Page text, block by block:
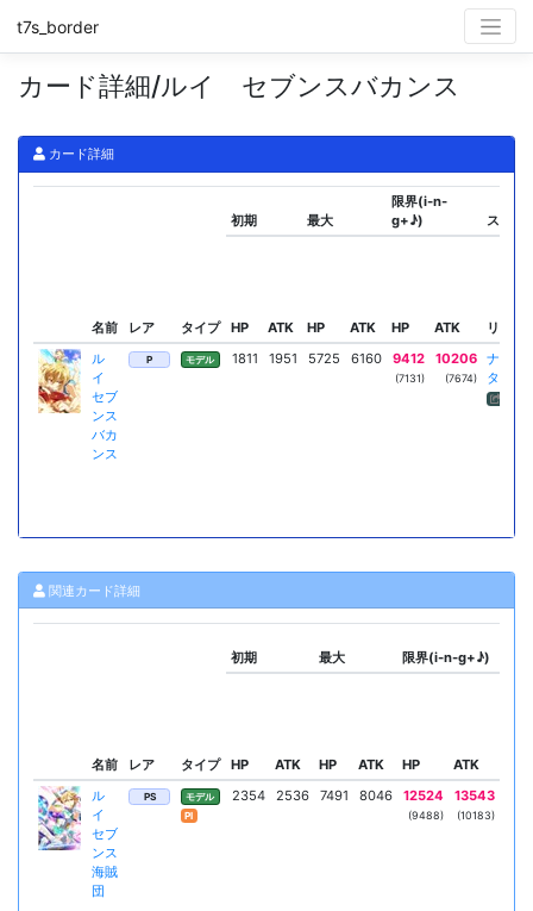
t7s_border
カード詳細/ルイ セブンスバカンス
カード詳細
名前 レア タイプ
初期 最大
限界(i-n-
g+♪)
スキル
HP ATK HP ATK HP ATK
リーダ
ル
イ
セブ
ンス
バカ
ンス
P モデル 1811 1951 5725 6160 9412
(7131)
10206
(7674)
ナビゲ
ターア
関連カード詳細
名前 レア タイプ
初期 最大 限界(i-n-g+♪)
HP ATK HP ATK HP ATK
ル
イ
セブ
ンス
海賊
団
PS
モデル
Pl
2354 2536 7491 8046 12524
(9488)
13543
(10183)